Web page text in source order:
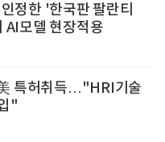
정한 '한국판 팔란티
AI모델 현장적용
특허취득…"HRI기술
"